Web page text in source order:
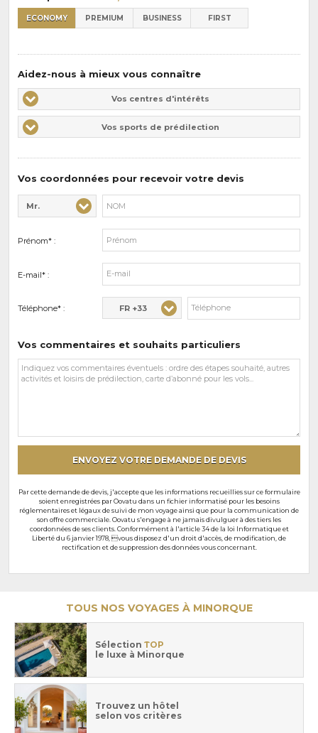
ECONOMY PREMIUM BUSINESS FIRST
Aidez-nous à mieux vous connaître
Vos
centres
d'intérêts
Vos centres d'intérêts
Vos
sports
de
Vos sports de prédilection
Vos coordonnées pour recevoir votre devis
Civilité* :
Mr.
Nom* :
Prénom* :
E-mail* :
Téléphone* : FR +33
Vos commentaires et souhaits particuliers
Vos
commentaires
ENVOYEZ VOTRE DEMANDE DE DEVIS
Par cette demande de devis, j'accepte que les informations recueillies sur ce formulaire
soient enregistrées par Oovatu dans un fichier informatisé pour les besoins
réglementaires et légaux de suivi de mon voyage ainsi que pour la communication de
son offre commerciale. Oovatu s'engage à ne jamais divulguer à des tiers les
coordonnées de ses clients. Conformément à l'article 34 de la loi Informatique et
Liberté du 6 janvier 1978, vous disposez d'un droit d'accès, de modification, de
rectification et de suppression des données vous concernant.
TOUS NOS VOYAGES À MINORQUE
Sélection TOP
le luxe à Minorque
Trouvez un hôtel
selon vos critères